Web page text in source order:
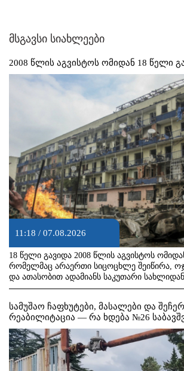
მსგავსი სიახლეები
2008 წლის აგვისტოს ომიდან 18 წელი
11:18 / 07.08.2026
18 წელი გავიდა 2008 წლის აგვისტოს
რომელმაც არაერთი სიცოცხლე შეიწირა,
და ათასობით ადამიანს საკუთარი
სამუშაო ჩაფხუტები, მასალები და
რეაბილიტაცია — რა ხდება №26